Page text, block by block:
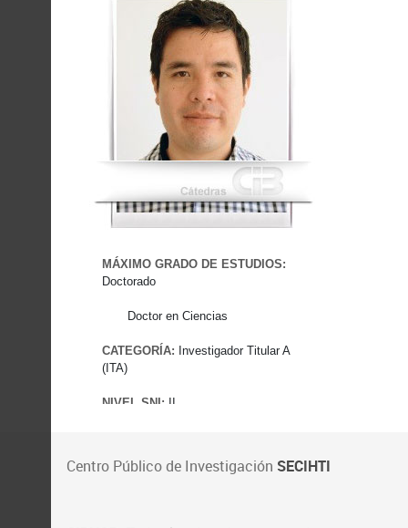
Centro Público de Investigación SECIHTI